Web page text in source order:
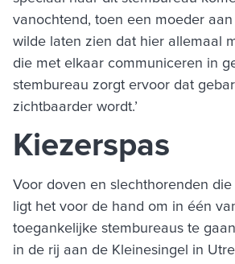
vanochtend, toen een moeder
wilde laten zien dat hier allemaal
die met elkaar communiceren in
stembureau zorgt ervoor dat
zichtbaarder wordt.’
Kiezerspas
Voor doven en slechthorenden
ligt het voor de hand om in één
toegankelijke stembureaus te
in de rij aan de Kleinesingel in